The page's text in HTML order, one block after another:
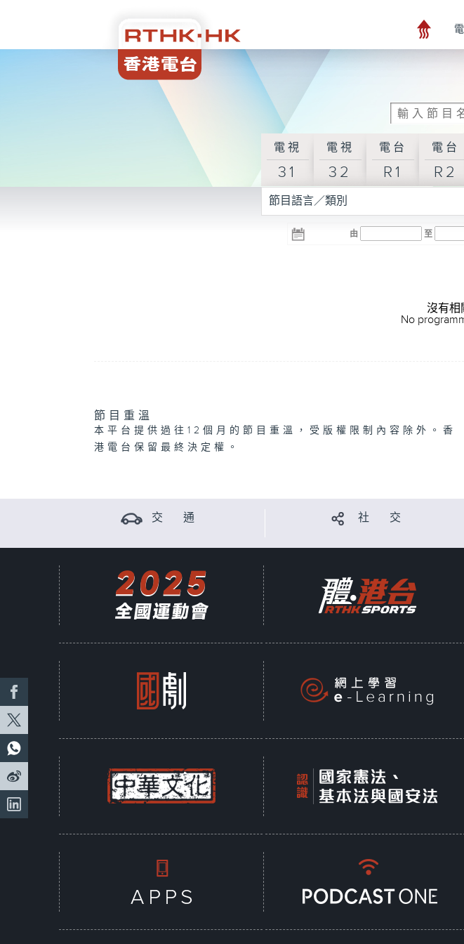
電視
31
電視
32
電台
R1
電台
R2
節目語言／類別
由 至
沒有相
No
節目重溫
本平台提供過往12個月的節目重溫，受版權限制內容除外。香
港電台保留最終決定權。
交 通 社 交